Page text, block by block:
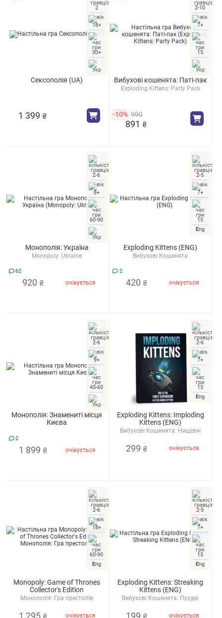
Сексополія (UA)
2
18+
30+
1 399 ₴
Вибухові кошенята: Паті-пак
Exploding Kittens: Party Pack
2-10
7+
15
-10% 990
891 ₴
Монополія: Україна
Monopoly: Ukraine
2-6
8+
60-90
62
920 ₴ очікується
Exploding Kittens (ENG)
Вибухові Кошенята
2-5
7+
15
Eng
2
420 ₴ очікується
Монополія: Знамениті місця
Києва
2-6
9+
45-60
2
1 899 ₴ очікується
Exploding Kittens: Imploding
Kittens (ENG)
Вибухові Кошенята: Нищівні
2-6
7+
15
Eng
299 ₴ очікується
Monopoly: Game of Thrones
Collector's Edition
Монополія: Гра престолів
2-6
18+
60-90
Eng
1 295 очікується
Exploding Kittens: Streaking
Kittens (ENG)
Вибухові Кошенята: Прудкі
2-5
7+
15
Eng
199 очікується